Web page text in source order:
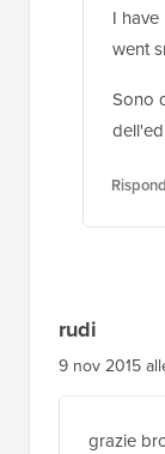
I
went
Sono
rudi
9 nov 2015
grazie